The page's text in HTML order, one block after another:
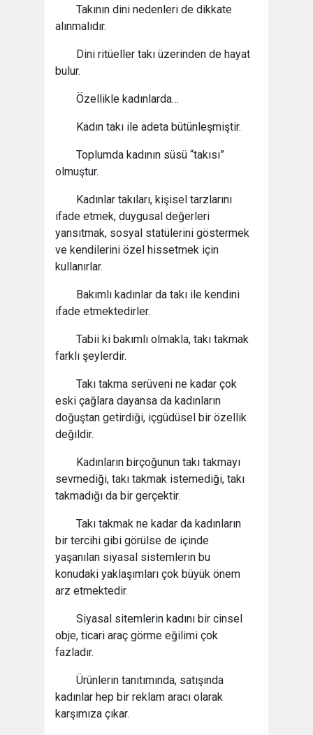
Takının dini nedenleri de dikkate
alınmalıdır.
Dini ritüeller takı üzerinden de hayat
bulur.
Özellikle kadınlarda…
Kadın takı ile adeta bütünleşmiştir.
Toplumda kadının süsü “takısı”
olmuştur.
Kadınlar takıları, kişisel tarzlarını
ifade etmek, duygusal değerleri
yansıtmak, sosyal statülerini göstermek
ve kendilerini özel hissetmek için
kullanırlar.
Bakımlı kadınlar da takı ile kendini
ifade etmektedirler.
Tabii ki bakımlı olmakla, takı takmak
farklı şeylerdir.
Takı takma serüveni ne kadar çok
eski çağlara dayansa da kadınların
doğuştan getirdiği, içgüdüsel bir özellik
değildir.
Kadınların birçoğunun takı takmayı
sevmediği, takı takmak istemediği, takı
takmadığı da bir gerçektir.
Takı takmak ne kadar da kadınların
bir tercihi gibi görülse de içinde
yaşanılan siyasal sistemlerin bu
konudaki yaklaşımları çok büyük önem
arz etmektedir.
Siyasal sitemlerin kadını bir cinsel
obje, ticari araç görme eğilimi çok
fazladır.
Ürünlerin tanıtımında, satışında
kadınlar hep bir reklam aracı olarak
karşımıza çıkar.